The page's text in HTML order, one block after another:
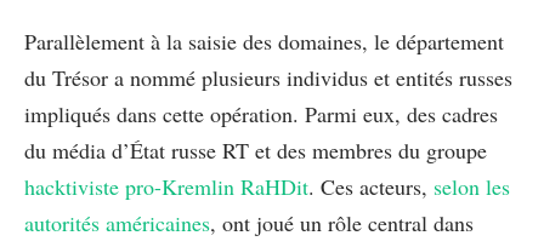
Parallèlement à la saisie des domaines, le département
du Trésor a nommé plusieurs individus et entités russes
impliqués dans cette opération. Parmi eux, des cadres
du média d’État russe RT et des membres du groupe
hacktiviste pro-Kremlin RaHDit. Ces acteurs, selon les
autorités américaines, ont joué un rôle central dans